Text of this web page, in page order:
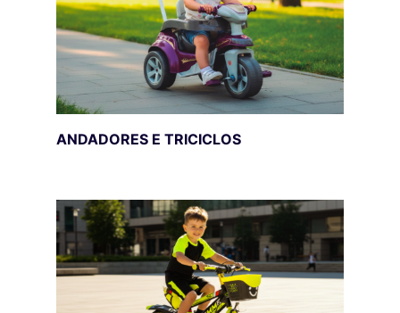
ANDADORES E TRICICLOS